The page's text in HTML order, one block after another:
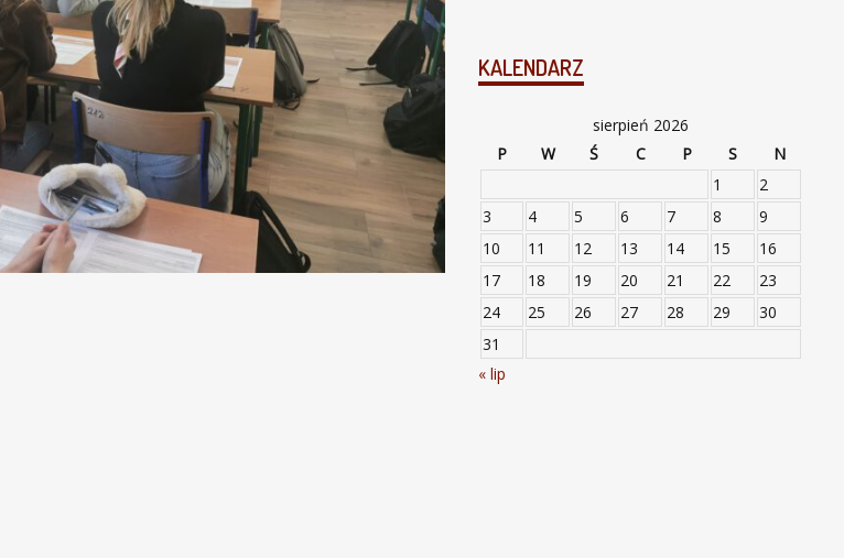
KALENDARZ
sierpień 2026
P
W Ś C P S
N
1
2
3
4 5 6 7 8
9
10
11 12 13 14 15
16
17
18 19 20 21 22
23
24
25 26 27 28 29
30
31
« lip